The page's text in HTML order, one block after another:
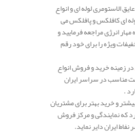
الاستومری لوله ای و انواع
ای کافلکس و پافلکس می
انرژی مراجعه فرمایید و
ویژه را برای خود رقم
در زمینه خرید و فروش انواع
مناسب در سراسر ایران
.
و خرید بهتر برای مشتریان
که نمایندگی و مرکز فروش
ایران دایر نماید.